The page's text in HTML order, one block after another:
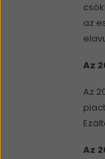
az
Az
Az
Az